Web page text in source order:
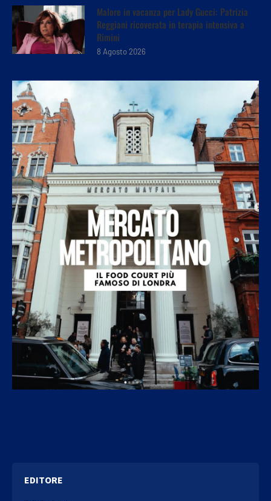
Malore in vacanza per Lady Gucci: Patrizia
Reggiani ricoverata in terapia intensiva a
Rimini
8 Agosto 2026
EDITORE